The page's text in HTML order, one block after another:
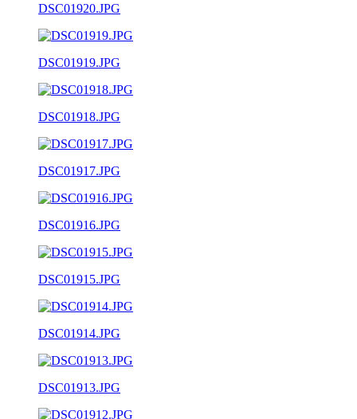
DSC01920.JPG
DSC01919.JPG
DSC01918.JPG
DSC01917.JPG
DSC01916.JPG
DSC01915.JPG
DSC01914.JPG
DSC01913.JPG